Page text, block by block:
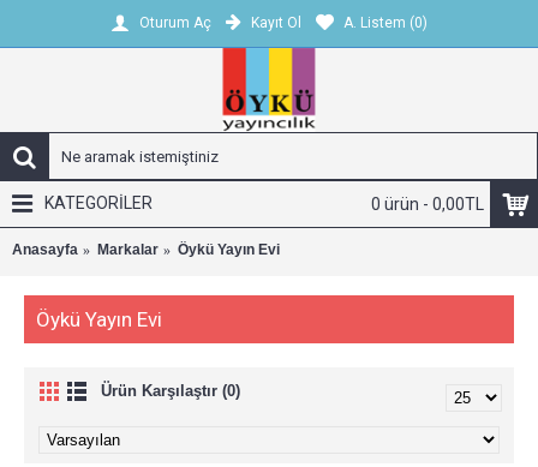
Oturum Aç Kayıt Ol A. Listem (0)
0 ürün - 0,00TL
KATEGORİLER
Anasayfa Markalar Öykü Yayın Evi
Öykü Yayın Evi
Ürün Karşılaştır (0)